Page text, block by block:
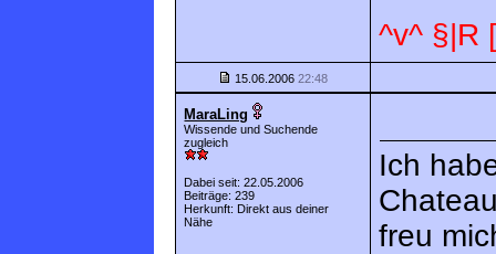
^v^ §|R
15.06.200622:48
MaraLing
Wissende und Suchende
zugleich
Dabei seit: 22.05.2006
Beiträge: 239
Herkunft: Direkt aus deiner
Nähe
Ich
freu